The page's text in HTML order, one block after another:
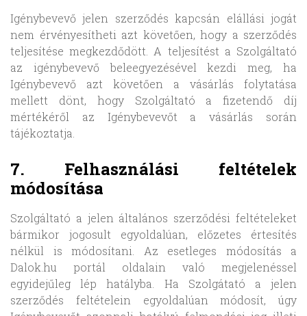
Igénybevevő jelen szerződés kapcsán elállási jogát
nem érvényesítheti azt követően, hogy a szerződés
teljesítése megkezdődött. A teljesítést a Szolgáltató
az igénybevevő beleegyezésével kezdi meg, ha
Igénybevevő azt követően a vásárlás folytatása
mellett dönt, hogy Szolgáltató a fizetendő díj
mértékéről az Igénybevevőt a vásárlás során
tájékoztatja.
7. Felhasználási feltételek
módosítása
Szolgáltató a jelen általános szerződési feltételeket
bármikor jogosult egyoldalúan, előzetes értesítés
nélkül is módosítani. Az esetleges módosítás a
Dalok.hu portál oldalain való megjelenéssel
egyidejűleg lép hatályba. Ha Szolgátató a jelen
szerződés feltételein egyoldalúan módosít, úgy